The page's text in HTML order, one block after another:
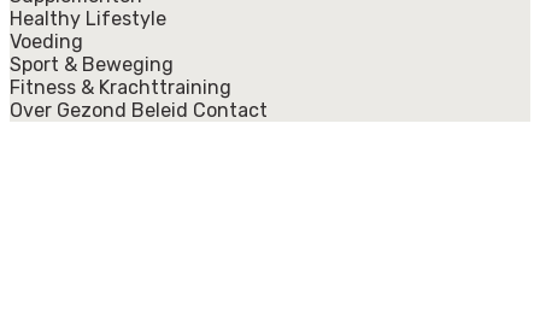
Healthy Lifestyle
Voeding
Sport & Beweging
Fitness & Krachttraining
Over Gezond Beleid Contact